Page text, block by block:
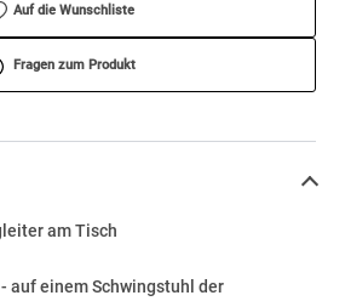
Auf die Wunschliste
Fragen zum Produkt
am Tisch
auf einem Schwingstuhl der